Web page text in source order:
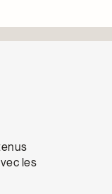
les